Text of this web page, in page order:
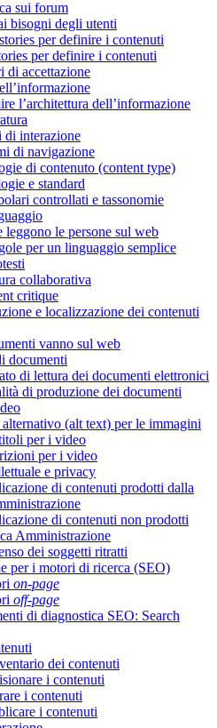
sui forum
bisogni degli utenti
per definire i contenuti
per definire i contenuti
di accettazione
l’architettura dell’informazione
di interazione
di navigazione
di contenuto (content type)
e standard
controllati e tassonomie
leggono le persone sul web
per un linguaggio semplice
collaborativa
critique
e localizzazione dei contenuti
vanno sul web
documenti
di lettura dei documenti elettronici
di produzione dei documenti
(alt text) per le immagini
per i video
per i video
e privacy
di contenuti prodotti dalla
di contenuti non prodotti
Amministrazione
dei soggetti ritratti
per i motori di ricerca (SEO)
on-page
off-page
di diagnostica SEO: Search
dei contenuti
i contenuti
i contenuti
i contenuti